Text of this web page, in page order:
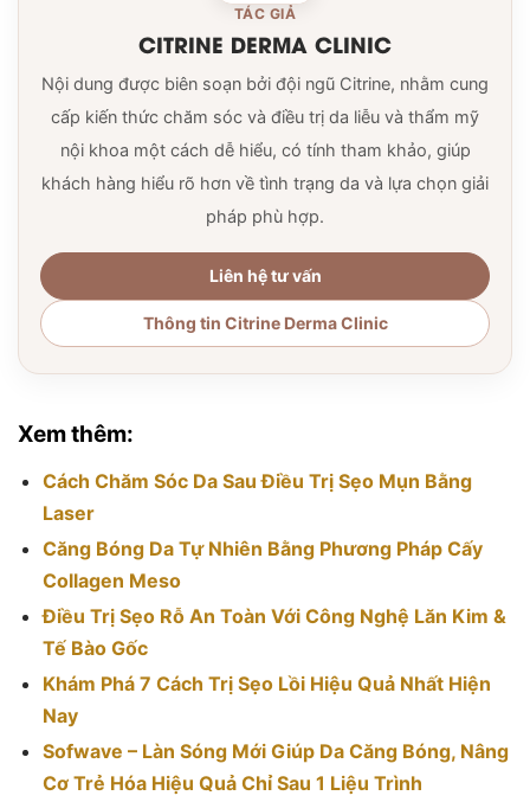
TÁC GIẢ
CITRINE DERMA CLINIC
Nội dung được biên soạn bởi đội ngũ Citrine, nhằm cung
cấp kiến thức chăm sóc và điều trị da liễu và thẩm mỹ
nội khoa một cách dễ hiểu, có tính tham khảo, giúp
khách hàng hiểu rõ hơn về tình trạng da và lựa chọn giải
pháp phù hợp.
Liên hệ tư vấn
Thông tin Citrine Derma Clinic
Xem thêm:
Cách Chăm Sóc Da Sau Điều Trị Sẹo Mụn Bằng
Laser
Căng Bóng Da Tự Nhiên Bằng Phương Pháp Cấy
Collagen Meso
Điều Trị Sẹo Rỗ An Toàn Với Công Nghệ Lăn Kim &
Tế Bào Gốc
Khám Phá 7 Cách Trị Sẹo Lồi Hiệu Quả Nhất Hiện
Nay
Sofwave – Làn Sóng Mới Giúp Da Căng Bóng, Nâng
Cơ Trẻ Hóa Hiệu Quả Chỉ Sau 1 Liệu Trình